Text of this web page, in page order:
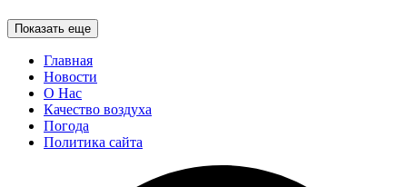
Показать еще
Главная
Новости
О Нас
Качество воздуха
Погода
Политика сайта